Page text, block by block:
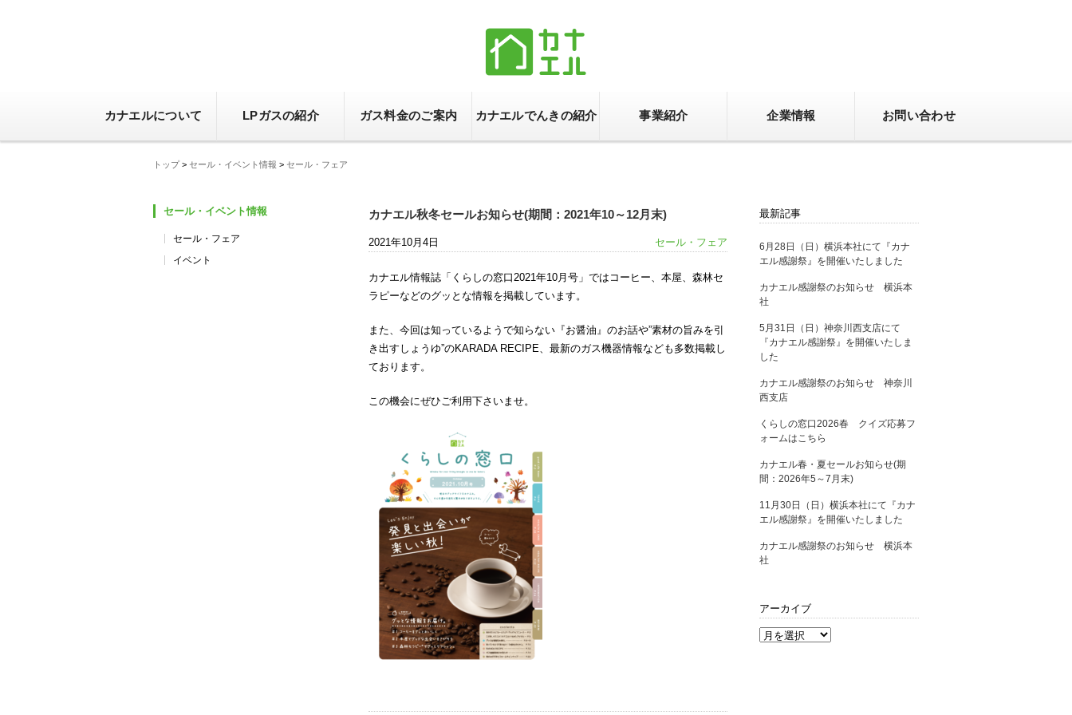
カナエルについて LPガスの紹介 ガス料金のご案内 カナエルでんきの紹介 事業紹介 企業情報 お問い合わせ
トップ> セール・イベント情報 > セール・フェア
セール・イベント情報
セール・フェア
イベント
最新記事
6月28日（日）横浜本社にて『カナ
エル感謝祭』を開催いたしました
カナエル感謝祭のお知らせ 横浜本
社
5月31日（日）神奈川西支店にて
『カナエル感謝祭』を開催いたしま
した
カナエル感謝祭のお知らせ 神奈川
西支店
くらしの窓口2026春 クイズ応募フ
ォームはこちら
カナエル春・夏セールお知らせ(期
間：2026年5～7月末)
11月30日（日）横浜本社にて『カナ
エル感謝祭』を開催いたしました
カナエル感謝祭のお知らせ 横浜本
社
アーカイブ
カナエル秋冬セールお知らせ(期間：2021年10～12月末)
2021年10月4日 セール・フェア
カナエル情報誌「くらしの窓口2021年10月号」ではコーヒー、本屋、森林セ
ラピーなどのグッとな情報を掲載しています。
また、今回は知っているようで知らない『お醤油』のお話や”素材の旨みを引
き出すしょうゆ”のKARADA RECIPE、最新のガス機器情報なども多数掲載し
ております。
この機会にぜひご利用下さいませ。